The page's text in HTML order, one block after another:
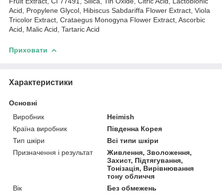
Acid, Propylene Glycol, Hibiscus Sabdariffa Flower Extract, Viola
Tricolor Extract, Crataegus Monogyna Flower Extract, Ascorbic
Acid, Malic Acid, Tartaric Acid
Приховати
Характеристики
Основні
Виробник
Heimish
Країна виробник
Південна Корея
Тип шкіри
Всі типи шкіри
Призначення і результат
Живлення, Зволоження,
Захист, Підтягування,
Тонізація, Вирівнювання
тону обличчя
Вік
Без обмежень